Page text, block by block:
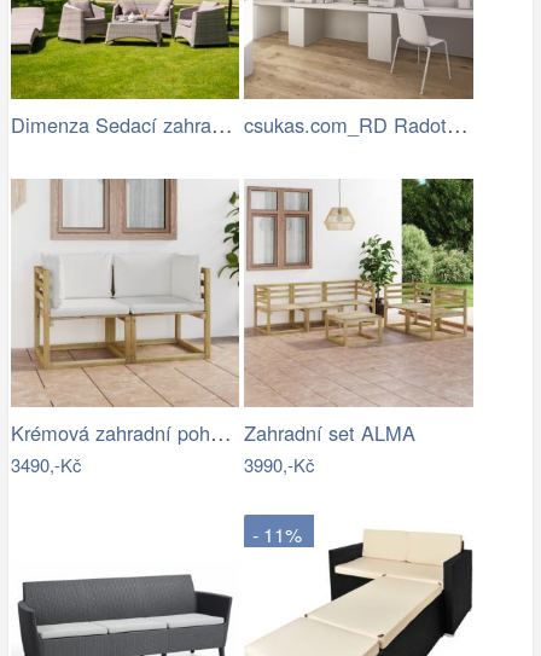
Dimenza Sedací zahradní souprava… csukas.com_RD Radotin_020.jpg
Krémová zahradní pohovka MAJKEN
3490,-Kč
Zahradní set ALMA
3990,-Kč
- 11%